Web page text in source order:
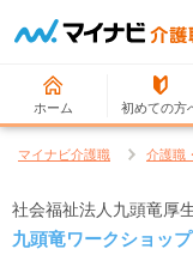
ホーム 初めての方
マイナビ介護職 介護職
社会福祉法人九頭竜厚
九頭竜ワークショッ